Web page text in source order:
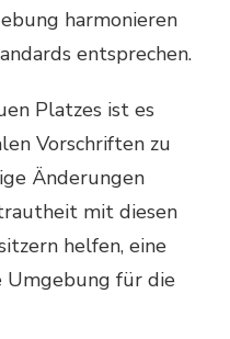
harmonieren
entsprechen.
Platzes ist es
Vorschriften zu
Änderungen
mit diesen
helfen, eine
Umgebung für die